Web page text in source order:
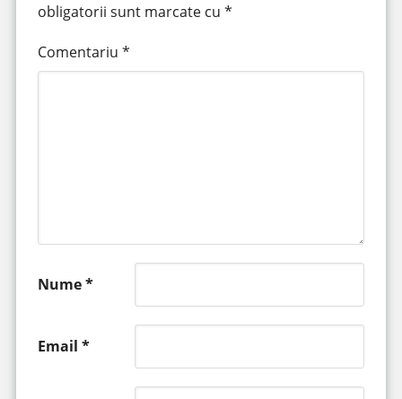
obligatorii sunt marcate cu *
Comentariu *
Nume*
Email *